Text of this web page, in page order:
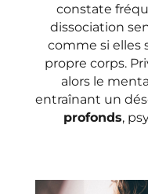
constate
dissociation
comme si elles
propre corps.
alors le
entraînant un
profonds,